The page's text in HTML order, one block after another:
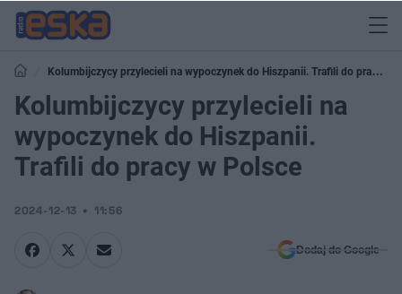
Kolumbijczycy przylecieli na wypoczynek do Hiszpanii. Trafili do pracy w
Polsce
Kolumbijczycy przylecieli na
wypoczynek do Hiszpanii.
Trafili do pracy w Polsce
2024-12-13 11:56
Dodaj do Google